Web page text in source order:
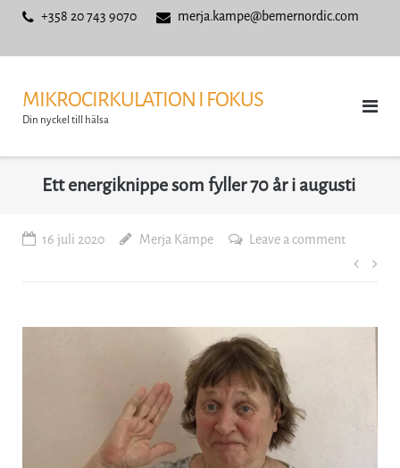
+358 20 743 9070 merja.kampe@bemernordic.com
MIKROCIRKULATION I FOKUS
Din nyckel till hälsa
Ett energiknippe som fyller 70 år i augusti
16 juli 2020 Merja Kämpe Leave a comment